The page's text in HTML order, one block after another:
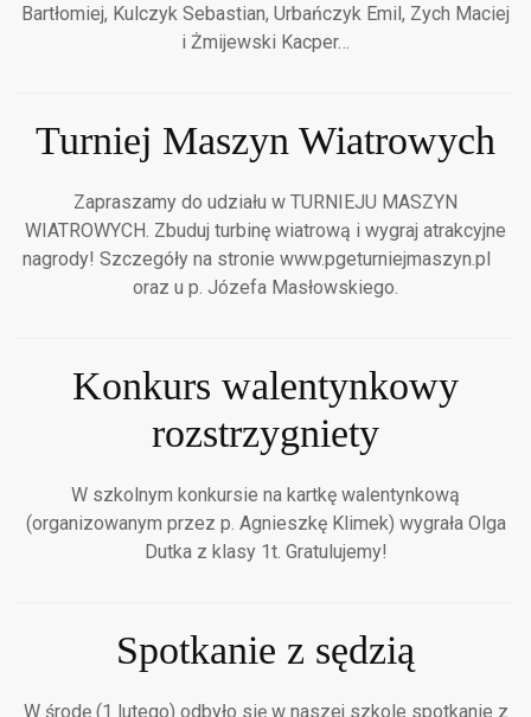
Bartłomiej, Kulczyk Sebastian, Urbańczyk Emil, Zych Maciej
i Żmijewski Kacper…
Turniej Maszyn Wiatrowych
Zapraszamy do udziału w TURNIEJU MASZYN
WIATROWYCH. Zbuduj turbinę wiatrową i wygraj atrakcyjne
nagrody! Szczegóły na stronie www.pgeturniejmaszyn.pl
oraz u p. Józefa Masłowskiego.
Konkurs walentynkowy
rozstrzygniety
W szkolnym konkursie na kartkę walentynkową
(organizowanym przez p. Agnieszkę Klimek) wygrała Olga
Dutka z klasy 1t. Gratulujemy!
Spotkanie z sędzią
W środę (1 lutego) odbyło się w naszej szkole spotkanie z